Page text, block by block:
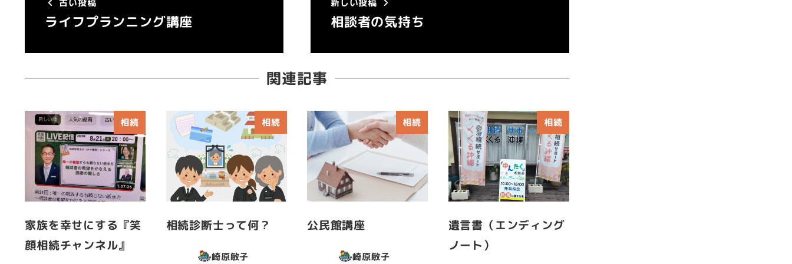
古い投稿
ライフプランニング講座
新しい投稿
相談者の気持ち
関連記事
相続
家族を幸せにする『笑
顔相続チャンネル』
相続
相続診断士って何？
崎原敏子
相続
公民館講座
崎原敏子
相続
遺言書（エンディング
ノート）